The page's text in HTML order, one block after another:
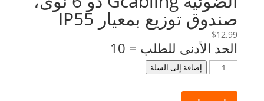
صندوق توزيع بمعيار IP55
$12.99
الحد الأدنى للطلب = 10
كمية
6
إضافة إلى السلة